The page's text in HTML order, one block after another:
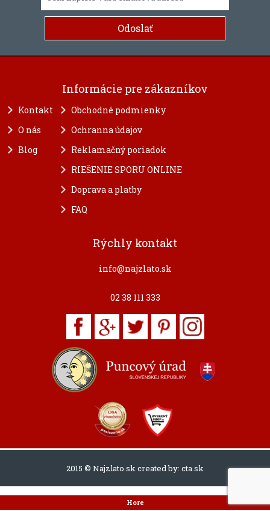
Informácie pre zákazníkov
Kontakt
O nás
Blog
Obchodné podmienky
Ochranna údajov
Reklamačný poriadok
RIEŠENIE SPORU ONLINE
Doprava a platby
FAQ
Rýchly kontakt
info@najzlato.sk
02 38 111 333
2015 © Najzlato.sk created by: cta.sk
Hore